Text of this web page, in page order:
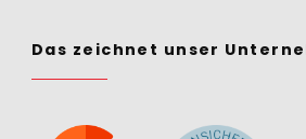
Das zeichnet unser